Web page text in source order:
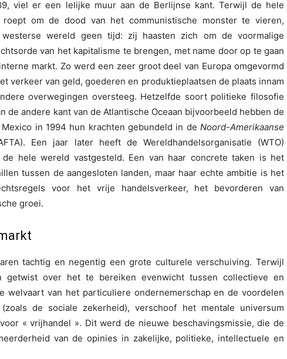
viel er een lelijke muur aan de Berlijnse kant. Terwijl de hele
om de dood van het communistische monster te vieren,
wereld geen tijd: zij haasten zich om de voormalige
van het kapitalisme te brengen, met name door op te gaan
markt. Zo werd een zeer groot deel van Europa omgevormd
verkeer van geld, goederen en produktieplaatsen de plaats innam
overwegingen oversteeg. Hetzelfde soort politieke filosofie
de andere kant van de Atlantische Oceaan bijvoorbeeld hebben de
in 1994 hun krachten gebundeld in de Noord-Amerikaanse
Een jaar later heeft de Wereldhandelsorganisatie (WTO)
hele wereld vastgesteld. Een van haar concrete taken is het
tussen de aangesloten landen, maar haar echte ambitie is het
voor het vrije handelsverkeer, het bevorderen van
groei.
tachtig en negentig een grote culturele verschuiving. Terwijl
getwist over het te bereiken evenwicht tussen collectieve en
welvaart van het particuliere ondernemerschap en de voordelen
de sociale zekerheid), verschoof het mentale universum
« vrijhandel ». Dit werd de nieuwe beschavingsmissie, die de
van de opinies in zakelijke, politieke, intellectuele en